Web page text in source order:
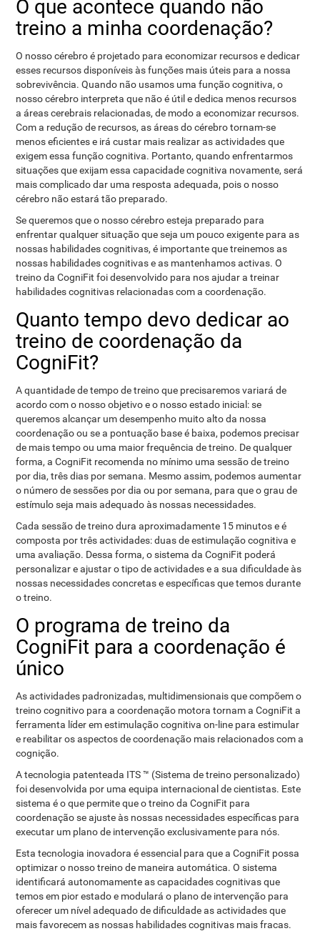
O que acontece quando não
treino a minha coordenação?
O nosso cérebro é projetado para economizar recursos e dedicar
esses recursos disponíveis às funções mais úteis para a nossa
sobrevivência. Quando não usamos uma função cognitiva, o
nosso cérebro interpreta que não é útil e dedica menos recursos
a áreas cerebrais relacionadas, de modo a economizar recursos.
Com a redução de recursos, as áreas do cérebro tornam-se
menos eficientes e irá custar mais realizar as actividades que
exigem essa função cognitiva. Portanto, quando enfrentarmos
situações que exijam essa capacidade cognitiva novamente, será
mais complicado dar uma resposta adequada, pois o nosso
cérebro não estará tão preparado.
Se queremos que o nosso cérebro esteja preparado para
enfrentar qualquer situação que seja um pouco exigente para as
nossas habilidades cognitivas, é importante que treinemos as
nossas habilidades cognitivas e as mantenhamos activas. O
treino da CogniFit foi desenvolvido para nos ajudar a treinar
habilidades cognitivas relacionadas com a coordenação.
Quanto tempo devo dedicar ao
treino de coordenação da
CogniFit?
A quantidade de tempo de treino que precisaremos variará de
acordo com o nosso objetivo e o nosso estado inicial: se
queremos alcançar um desempenho muito alto da nossa
coordenação ou se a pontuação base é baixa, podemos precisar
de mais tempo ou uma maior frequência de treino. De qualquer
forma, a CogniFit recomenda no mínimo uma sessão de treino
por dia, três dias por semana. Mesmo assim, podemos aumentar
o número de sessões por dia ou por semana, para que o grau de
estímulo seja mais adequado às nossas necessidades.
Cada sessão de treino dura aproximadamente 15 minutos e é
composta por três actividades: duas de estimulação cognitiva e
uma avaliação. Dessa forma, o sistema da CogniFit poderá
personalizar e ajustar o tipo de actividades e a sua dificuldade às
nossas necessidades concretas e específicas que temos durante
o treino.
O programa de treino da
CogniFit para a coordenação é
único
As actividades padronizadas, multidimensionais que compõem o
treino cognitivo para a coordenação motora tornam a CogniFit a
ferramenta líder em estimulação cognitiva on-line para estimular
e reabilitar os aspectos de coordenação mais relacionados com a
cognição.
A tecnologia patenteada ITS ™ (Sistema de treino personalizado)
foi desenvolvida por uma equipa internacional de cientistas. Este
sistema é o que permite que o treino da CogniFit para
coordenação se ajuste às nossas necessidades específicas para
executar um plano de intervenção exclusivamente para nós.
Esta tecnologia inovadora é essencial para que a CogniFit possa
optimizar o nosso treino de maneira automática. O sistema
identificará autonomamente as capacidades cognitivas que
temos em pior estado e modulará o plano de intervenção para
oferecer um nível adequado de dificuldade as actividades que
mais favorecem as nossas habilidades cognitivas mais fracas.